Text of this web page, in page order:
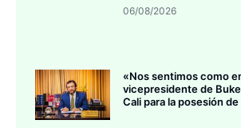
06/08/2026
«Nos sentimos como
vicepresidente de
Cali para la posesión